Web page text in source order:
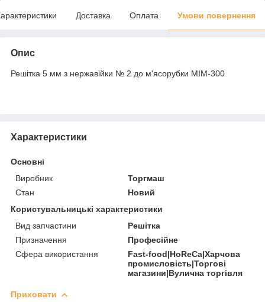
Доставка Оплата Умови повернення
Опис
Решітка 5 мм з нержавійки № 2 до м'ясорубки МІМ-300
Характеристики
Основні
Виробник
Торгмаш
Стан
Новий
Користувальницькі характеристики
Вид запчастини
Решітка
Призначення
Професійне
Сфера використання
Fast-food|HoReCa|Харчова
промисловість|Торгові
магазини|Вулична торгівля
Приховати